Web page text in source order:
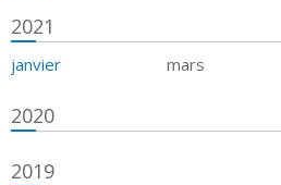
2021
janvier mars
2020
2019